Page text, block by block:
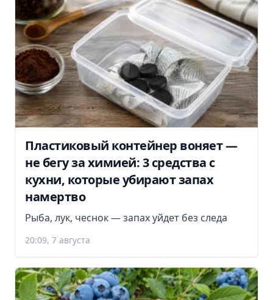
Пластиковый контейнер воняет —
не бегу за химией: 3 средства с
кухни, которые убирают запах
намертво
Рыба, лук, чеснок — запах уйдет без следа
20:09, 7 августа